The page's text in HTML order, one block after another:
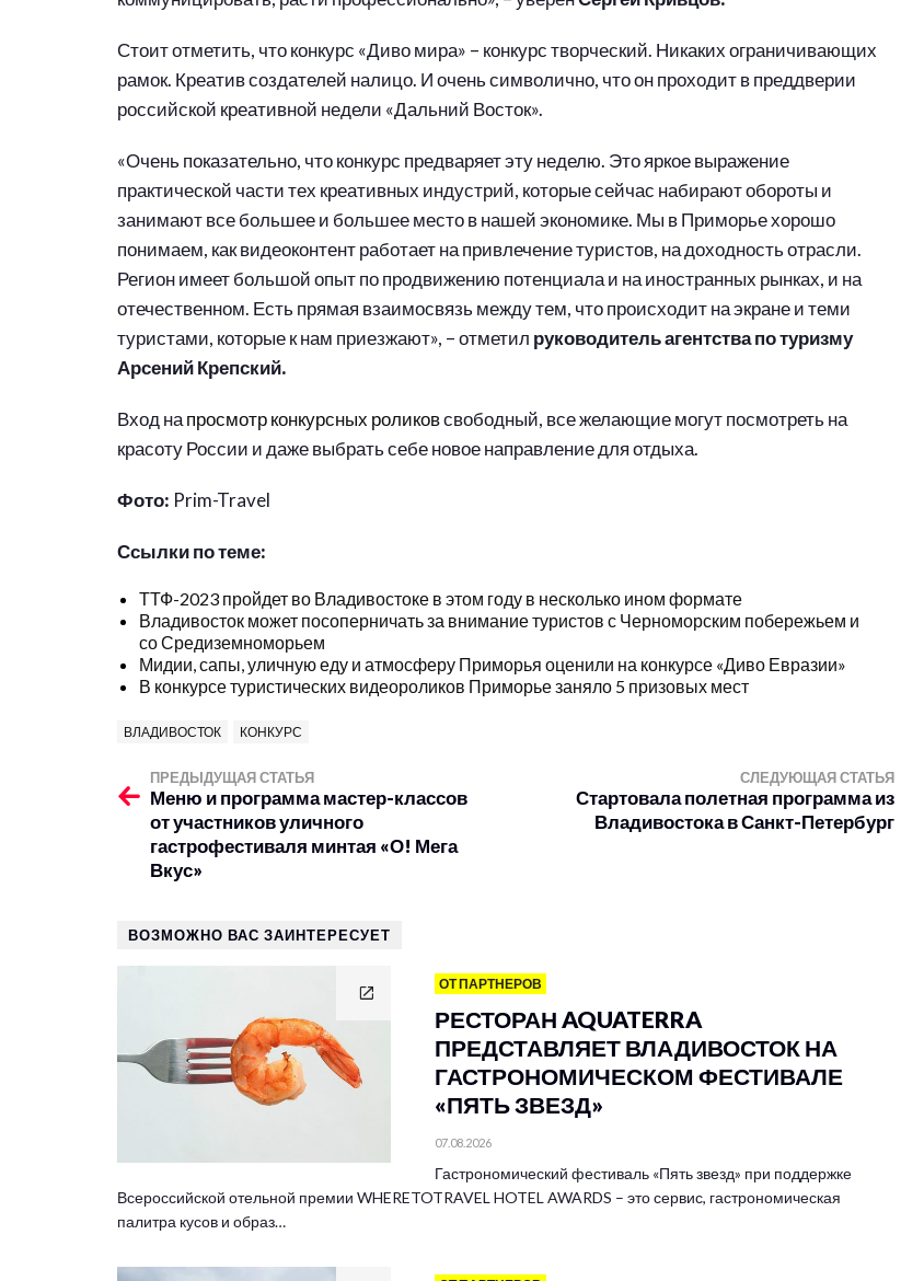
Стоит отметить, что конкурс «Диво мира» – конкурс творческий. Никаких ограничивающих
рамок. Креатив создателей налицо. И очень символично, что он проходит в преддверии
российской креативной недели «Дальний Восток».
«Очень показательно, что конкурс предваряет эту неделю. Это яркое выражение
практической части тех креативных индустрий, которые сейчас набирают обороты и
занимают все большее и большее место в нашей экономике. Мы в Приморье хорошо
понимаем, как видеоконтент работает на привлечение туристов, на доходность отрасли.
Регион имеет большой опыт по продвижению потенциала и на иностранных рынках, и на
отечественном. Есть прямая взаимосвязь между тем, что происходит на экране и теми
туристами, которые к нам приезжают», – отметил руководитель агентства по туризму
Арсений Крепский.
Вход напросмотр конкурсных роликовсвободный, все желающие могут посмотреть на
красоту России и даже выбрать себе новое направление для отдыха.
Фото: Prim-Travel
Ссылки по теме:
ТТФ-2023 пройдет во Владивостоке в этом году в несколько ином формате
Владивосток может посоперничать за внимание туристов с Черноморским побережьем и
со Средиземноморьем
Мидии, сапы, уличную еду и атмосферу Приморья оценили на конкурсе «Диво Евразии»
В конкурсе туристических видеороликов Приморье заняло 5 призовых мест
ВЛАДИВОСТОК КОНКУРС
ПРЕДЫДУЩАЯ СТАТЬЯ
Меню и программа мастер-классов
от участников уличного
гастрофестиваля минтая «О! Мега
Вкус»
СЛЕДУЮЩАЯ СТАТЬЯ
Стартовала полетная программа из
Владивостока в Санкт-Петербург
ВОЗМОЖНО ВАС ЗАИНТЕРЕСУЕТ
ОТ ПАРТНЕРОВ
РЕСТОРАН AQUATERRA
ПРЕДСТАВЛЯЕТ ВЛАДИВОСТОК НА
ГАСТРОНОМИЧЕСКОМ ФЕСТИВАЛЕ
«ПЯТЬ ЗВЕЗД»
07.08.2026
Гастрономический фестиваль «Пять звезд» при поддержке
Всероссийской отельной премии WHERETOTRAVEL HOTEL AWARDS – это сервис, гастрономическая
палитра кусов и образ…